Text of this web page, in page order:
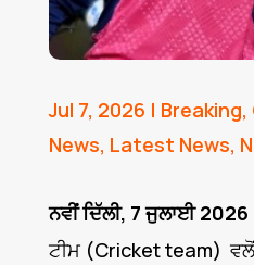
Jul 7, 2026 | Breaking,
News, Latest News,
ਨਵੀਂ ਦਿੱਲੀ, 7 ਜੁਲਾਈ 2026
ਟੀਮ (Cricket team) ਵਲੋਂ